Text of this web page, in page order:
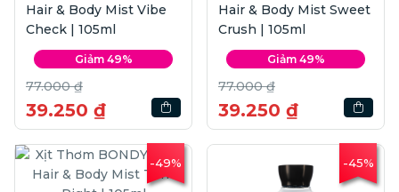
Hair & Body Mist Vibe
Check | 105ml
Giảm 49%
77.000 ₫
39.250 ₫
Hair & Body Mist Sweet
Crush | 105ml
Giảm 49%
77.000 ₫
39.250 ₫
-49% -45%